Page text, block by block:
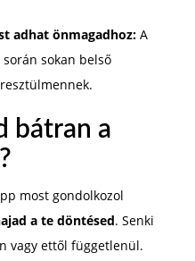
adhat önmagadhoz: A
sokan belső
bátran a
most gondolkozol
a te döntésed. Senki
vagy ettől függetlenül.